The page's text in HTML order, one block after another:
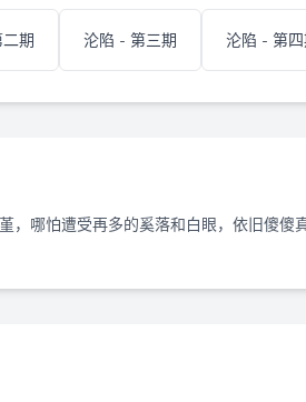
期 沦陷 - 第三期 沦陷 - 第
，哪怕遭受再多的奚落和白眼，依旧傻